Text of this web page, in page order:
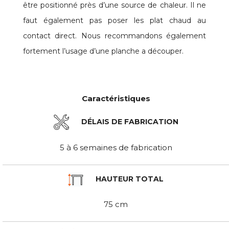
être positionné près d’une source de chaleur. Il ne
faut également pas poser les plat chaud au
contact direct. Nous recommandons également
fortement l’usage d’une planche a découper.
Caractéristiques
DÉLAIS DE FABRICATION
5 à 6 semaines de fabrication
HAUTEUR TOTAL
75 cm